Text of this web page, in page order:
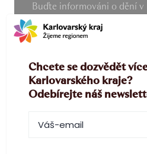
Buďte informováni o dění
Chcete se dozvědět
Karlovarského kraje?
Odebírejte náš